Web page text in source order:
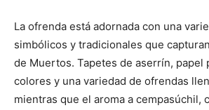
La ofrenda está adornada con una
simbólicos y tradicionales que
de Muertos. Tapetes de aserrín, papel
colores y una variedad de ofrendas
mientras que el aroma a cempasúchil,